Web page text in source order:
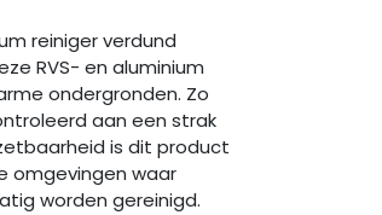
reiniger verdund
RVS- en aluminium
ondergronden. Zo
aan een strak
is dit product
omgevingen waar
worden gereinigd.